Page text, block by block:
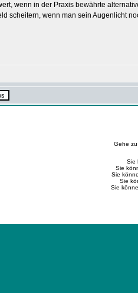
wenn in der Praxis bewährte
scheitern, wenn man sein Augenlicht
Gehe zu:
Sie
Sie
Sie
Sie
Sie